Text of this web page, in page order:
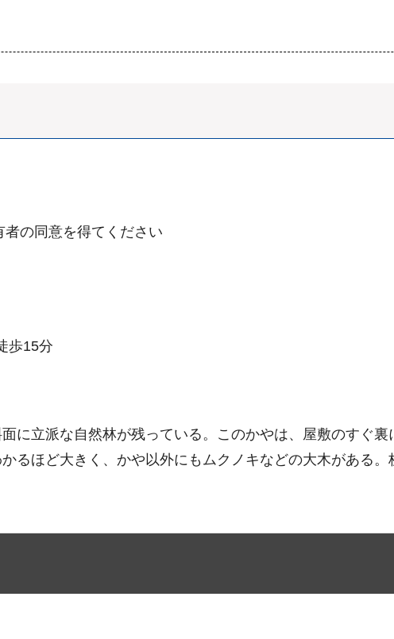
の同意を得てください
歩15分
に立派な自然林が残っている。このかやは、屋敷のすぐ
るほど大きく、かや以外にもムクノキなどの大木がある